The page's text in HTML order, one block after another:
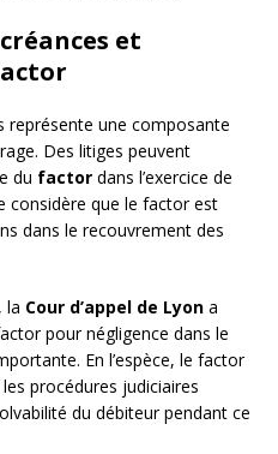
et
représente une composante
Des litiges peuvent
du factor dans l’exercice de
considère que le factor est
dans le recouvrement des
la Cour d’appel de Lyon a
pour négligence dans le
En l’espèce, le factor
procédures judiciaires
du débiteur pendant ce